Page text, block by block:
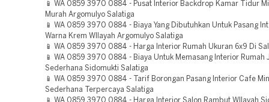
📱 WA 0859 3970 0884 - Pusat Interior Backdrop Kamar Tidur
Murah Argomulyo Salatiga
📱 WA 0859 3970 0884 - Biaya Yang Dibutuhkan Untuk Pasang
Warna Krem WIlayah Argomulyo Salatiga
📱 WA 0859 3970 0884 - Harga Interior Rumah Ukuran 6x9 Di
📱 WA 0859 3970 0884 - Biaya Untuk Memasang Interior Rumah
Sederhana Sidomukti Salatiga
📱 WA 0859 3970 0884 - Tarif Borongan Pasang Interior Cafe
Sederhana Terpercaya Salatiga
📱 WA 0859 3970 0884 - Harga Interior Salon Rambut WIlayah